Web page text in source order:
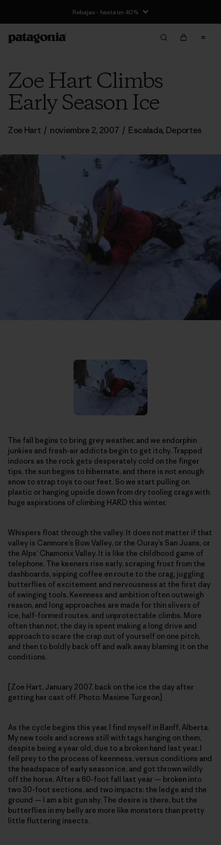
Rebajas - hasta un 40%
Zoe Hart Climbs
Early Season Ice
Zoe Hart / noviembre 2, 2007 / Escalada, Deportes
The fall begins to bring grey weather, and we endorphin
junkies and fresh-air addicts begin to get itchy. Trapped
indoors as the rock gets desperately cold on the finger
tips, the sun begins to hibernate, and there is not enough
snow to strap toys to our feet. So we start pulling on
plastic or hanging upside down from dry tooling crags with
huge aspirations of climbing HARD this winter.
Whispers float through the valley. It does not matter if that
valley is Canmore’s Bow Valley, or the Ouray’s San Juans, or
the Alps’ Chamonix Valley. It is like the childhood game of
telephone. The keeners rise early, scraping frost from the
dashboards, sipping coffee en route to the crag, juggling
butterflies of excitement and nervousness at the first day
of swinging tools. Keenness and ambition often outweigh
reason, and long approaches are made for thin slivers of
ice, half-formed routes, and unprotectable climbs. More
often than not, the day is spent making a long drive and
approach to scare the crap out of yourself on one pitch,
and then to boldly back off and walk away blaming it on the
conditions.
[Zoe Hart, January 2007, back on the ice the day after
getting her cast off. Photo: Maxime Turgeon]
As the cycle begins this year, I find myself in Banff, Alberta.
My new tools and screws still with tags hanging on them,
despite being a year old, due to a broken hand last year. I
fell prey to the process of keenness, versus conditions and
the headspace of early season ice, and got thrown wildly
off the horse. After a 60-foot fall last year — broken into
two 30-foot sections, and two impacts: the ledge and the
ground — I am a bit gun shy. The desire is there, but the
butterflies in my belly are more like monsters than pretty
little fluttering insects.